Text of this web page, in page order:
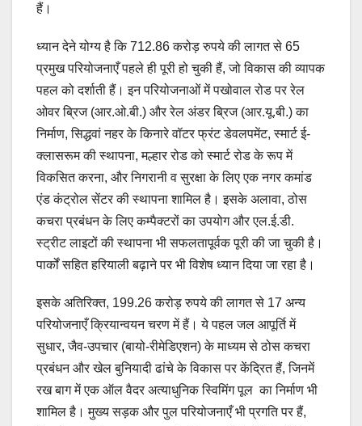
हैं।
ध्यान देने योग्य है कि 712.86 करोड़ रुपये की लागत से 65
प्रमुख परियोजनाएँ पहले ही पूरी हो चुकी हैं, जो विकास की व्यापक
पहल को दर्शाती हैं। इन परियोजनाओं में पखोवाल रोड पर रेल
ओवर ब्रिज (आर.ओ.बी.) और रेल अंडर ब्रिज (आर.यू.बी.) का
निर्माण, सिद्धवां नहर के किनारे वॉटर फ्रंट डेवलपमेंट, स्मार्ट ई-
क्लासरूम की स्थापना, मल्हार रोड को स्मार्ट रोड के रूप में
विकसित करना, और निगरानी व सुरक्षा के लिए एक नगर कमांड
एंड कंट्रोल सेंटर की स्थापना शामिल है। इसके अलावा, ठोस
कचरा प्रबंधन के लिए कम्पैक्टरों का उपयोग और एल.ई.डी.
स्ट्रीट लाइटों की स्थापना भी सफलतापूर्वक पूरी की जा चुकी है।
पार्कों सहित हरियाली बढ़ाने पर भी विशेष ध्यान दिया जा रहा है।
इसके अतिरिक्त, 199.26 करोड़ रुपये की लागत से 17 अन्य
परियोजनाएँ क्रियान्वयन चरण में हैं। ये पहल जल आपूर्ति में
सुधार, जैव-उपचार (बायो-रीमेडिएशन) के माध्यम से ठोस कचरा
प्रबंधन और खेल बुनियादी ढांचे के विकास पर केंद्रित हैं, जिनमें
रख बाग में एक ऑल वैदर अत्याधुनिक स्विमिंग पूल का निर्माण भी
शामिल है। मुख्य सड़क और पुल परियोजनाएँ भी प्रगति पर हैं,